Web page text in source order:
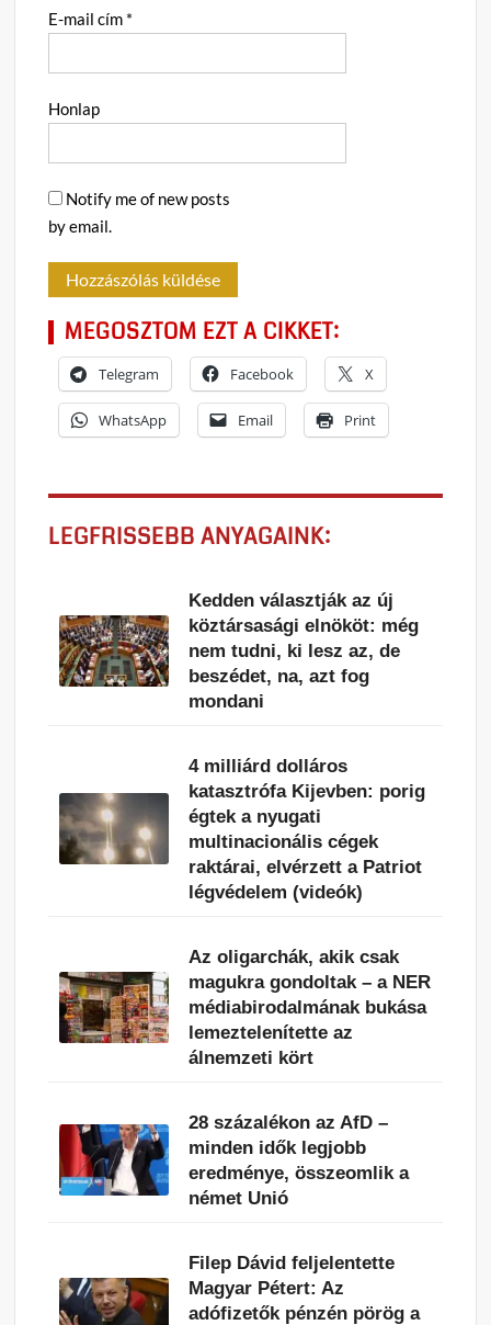
E-mail cím *
Honlap
Notify me of new posts
by email.
MEGOSZTOM EZT A CIKKET:
Telegram Facebook X
WhatsApp Email Print
LEGFRISSEBB ANYAGAINK:
Kedden választják az új
köztársasági elnököt: még
nem tudni, ki lesz az, de
beszédet, na, azt fog
mondani
4 milliárd dolláros
katasztrófa Kijevben: porig
égtek a nyugati
multinacionális cégek
raktárai, elvérzett a Patriot
légvédelem (videók)
Az oligarchák, akik csak
magukra gondoltak – a NER
médiabirodalmának bukása
lemeztelenítette az
álnemzeti kört
28 százalékon az AfD –
minden idők legjobb
eredménye, összeomlik a
német Unió
Filep Dávid feljelentette
Magyar Pétert: Az
adófizetők pénzén pörög a